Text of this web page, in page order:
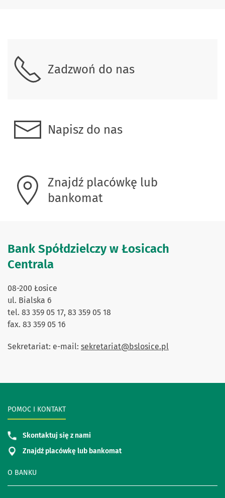
Zadzwoń do nas
Napisz do nas
Znajdź placówkę lub
bankomat
Bank Spółdzielczy w Łosicach
Centrala
08-200 Łosice
ul. Bialska 6
tel. 83 359 05 17, 83 359 05 18
fax. 83 359 05 16
Sekretariat: e-mail: sekretariat@bslosice.pl
O BANKU
POMOC I KONTAKT
Skontaktuj się z nami
Znajdź placówkę lub bankomat